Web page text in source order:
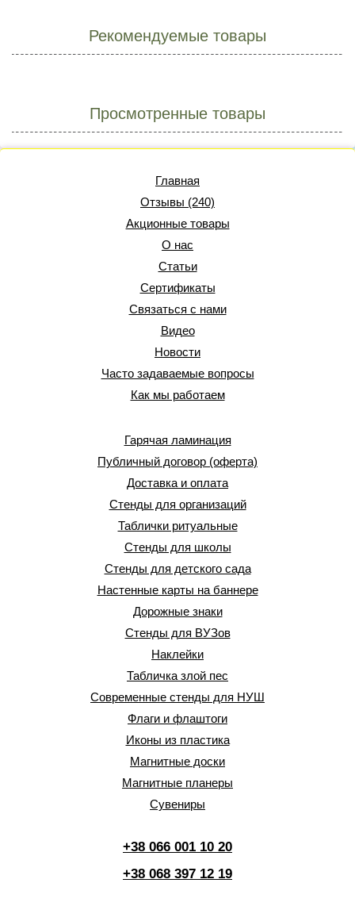
Рекомендуемые товары
Просмотренные товары
Главная
Отзывы (240)
Акционные товары
О нас
Статьи
Сертификаты
Связаться с нами
Видео
Новости
Часто задаваемые вопросы
Как мы работаем
Гарячая ламинация
Публичный договор (оферта)
Доставка и оплата
Стенды для организаций
Таблички ритуальные
Стенды для школы
Стенды для детского сада
Настенные карты на баннере
Дорожные знаки
Стенды для ВУЗов
Наклейки
Табличка злой пес
Современные стенды для НУШ
Флаги и флаштоги
Иконы из пластика
Магнитные доски
Магнитные планеры
Сувениры
+38 066 001 10 20
+38 068 397 12 19